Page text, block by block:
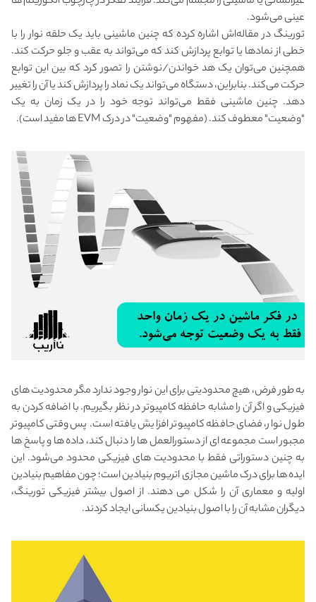
عینی می‌شود.
تورینگ در مقاله‌اش اشاره کرده که چنین ماشینی باید یک حلقه نوار را با
خطی از نمادها یا توابع پردازش کند که می‌تواند به عقب و جلو حرکت کند.
همچنین می‌توان یک هد خواندن/نوشتن را تصور کرد که بین این توابع
حرکت می‌کند. بنابراین، دستگاه می‌تواند یک نماد را پردازش کند یا آن را تغییر
دهد. چنین ماشینی فقط می‌تواند توجه خود را در یک زمان به یک
"وضعیت" معطوف کند. (مفهوم "وضعیت" در درک EVM ها مفید است).
به طور فرض، هیچ محدودیتی برای این نوار وجود ندارد مگر محدودیت های
فیزیکی و اگر آن را مشابه حافظه کامپیوتر در نظر بگیریم. با اضافه کردن به
طول نوار، فضای حافظه کامپیوتر افزایش یافته است. پس وقتی کامپیوتر
مجبور است مجموعه ای از دستورالعمل ها را دنبال کند، داده ها و پاسخ ها
به چنین دستوراتی فقط با محدودیت های فیزیکی محدود می‌شود. این
ایده ها برای درک ماشین مجازی اتریوم بنیادین است؛ چون مفاهیم بنیادین
اولیه و معماری آن را شکل می دهند. از اصول بیشتر فیزیکی تورینگ،
دیگران مشابه آن را با اصول بنیادین یکسانی ایجاد کردند.